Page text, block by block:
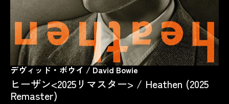
デヴィッド・ボウイ / David Bowie
ヒーザン<2025リマスター> / Heathen (2025
Remaster)